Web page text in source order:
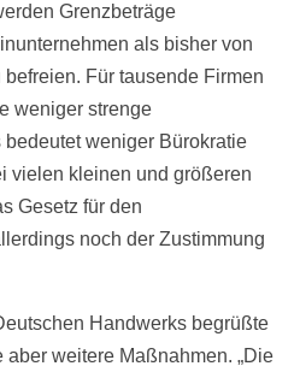
Grenzbeträge
als bisher von
Für tausende Firmen
weniger strenge
weniger Bürokratie
vielen kleinen und größeren
Gesetz für den
noch der Zustimmung
Handwerks begrüßte
aber weitere Maßnahmen. „Die